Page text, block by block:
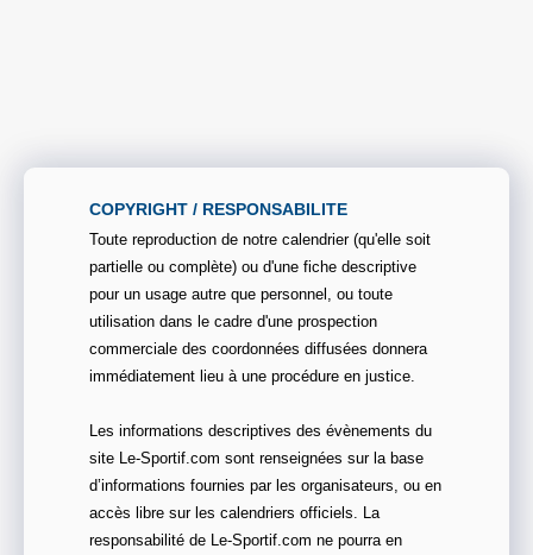
COPYRIGHT / RESPONSABILITE
Toute reproduction de notre calendrier (qu'elle soit
partielle ou complète) ou d'une fiche descriptive
pour un usage autre que personnel, ou toute
utilisation dans le cadre d'une prospection
commerciale des coordonnées diffusées donnera
immédiatement lieu à une procédure en justice.
Les informations descriptives des évènements du
site Le-Sportif.com sont renseignées sur la base
d’informations fournies par les organisateurs, ou en
accès libre sur les calendriers officiels. La
responsabilité de Le-Sportif.com ne pourra en